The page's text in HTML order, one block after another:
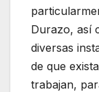
Durazo, así
diversas
de que
trabajan,